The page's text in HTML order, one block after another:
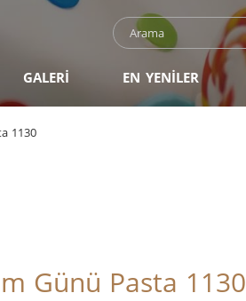
GALERİ EN YENİLER
1130
Günü Pasta 1130